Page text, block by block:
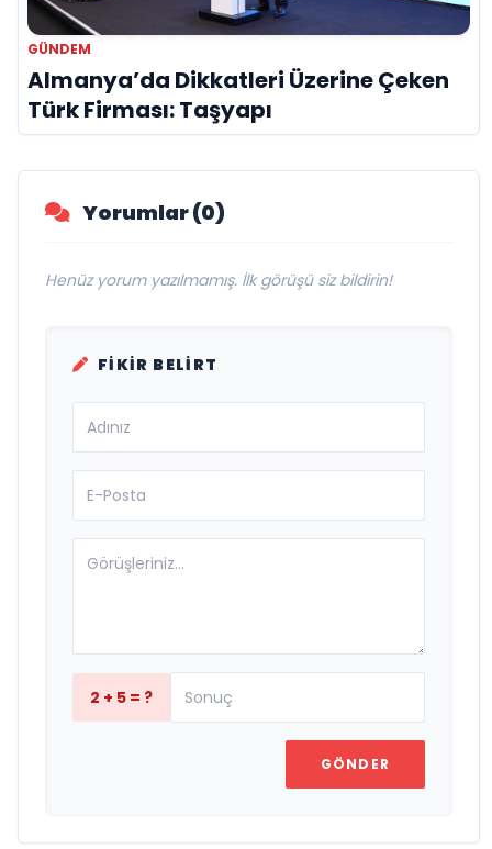
GÜNDEM
Almanya’da Dikkatleri Üzerine Çeken
Türk Firması: Taşyapı
Yorumlar (0)
Henüz yorum yazılmamış. İlk görüşü siz bildirin!
FIKIR BELIRT
2 + 5 = ?
GÖNDER